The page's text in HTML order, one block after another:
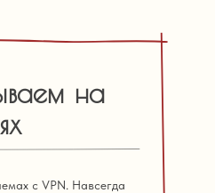
на
с VPN. Навсегда